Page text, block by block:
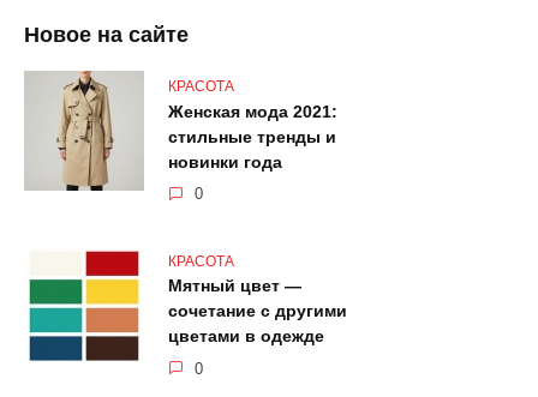
Новое на сайте
КРАСОТА
Женская мода 2021:
стильные тренды и
новинки года
0
КРАСОТА
Мятный цвет —
сочетание с другими
цветами в одежде
0